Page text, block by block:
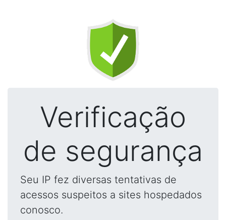
Verificação
de segurança
Seu IP fez diversas tentativas de
acessos suspeitos a sites hospedados
conosco.